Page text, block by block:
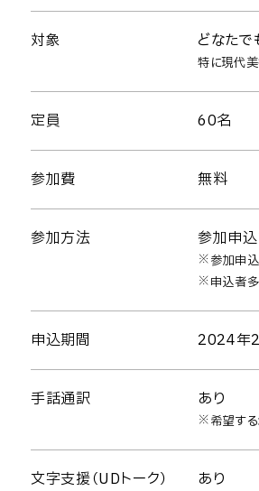
対象 どなたで
特に現代美
定員 60名
参加費 無料
参加方法 参加申
※参加申込
※申込者多
申込期間 2024年2
手話通訳 あり
※希望する
文字支援（UDトーク） あり